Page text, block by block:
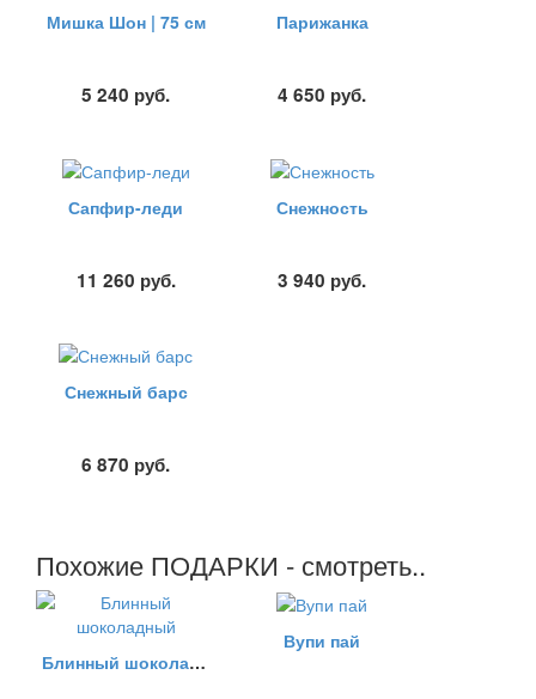
Мишка Шон | 75 см
5 240 руб.
Парижанка
4 650 руб.
Сапфир-леди
11 260 руб.
Снежность
3 940 руб.
Снежный барс
6 870 руб.
Похожие ПОДАРКИ - смотреть..
Блинный шоколадный
Вупи пай